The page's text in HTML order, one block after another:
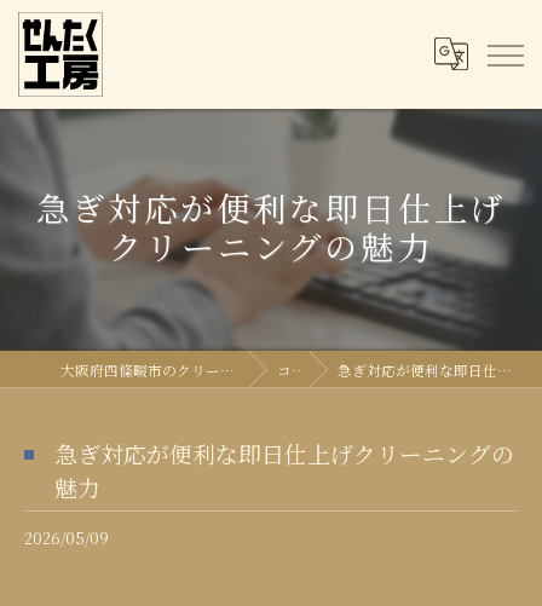
急ぎ対応が便利な即日仕上げ
クリーニングの魅力
大阪府四條畷市のクリーニングならせんたく工房 コラム 急ぎ対応が便利な即日仕上げクリーニングの魅力
急ぎ対応が便利な即日仕上げクリーニングの
魅力
2026/05/09